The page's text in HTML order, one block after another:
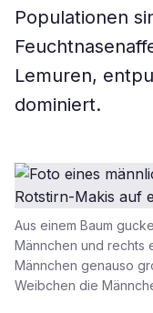
Populationen
Lemuren,
dominiert.
Aus einem Baum
Männchen und rechts
Männchen genauso
Weibchen die